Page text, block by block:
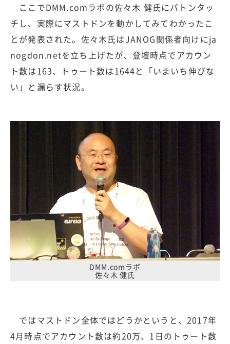
ここでDMM.comラボの佐々木 健氏にバトンタッ
チし、実際にマストドンを動かしてみてわかったこ
とが発表された。佐々木氏はJANOG関係者向けにja
nogdon.netを立ち上げたが、登壇時点でアカウン
ト数は163、トゥート数は1644と「いまいち伸びな
い」と漏らす状況。
DMM.comラボ
佐々木 健氏
ではマストドン全体ではどうかというと、2017年
4月時点でアカウント数は約20万、1日のトゥート数